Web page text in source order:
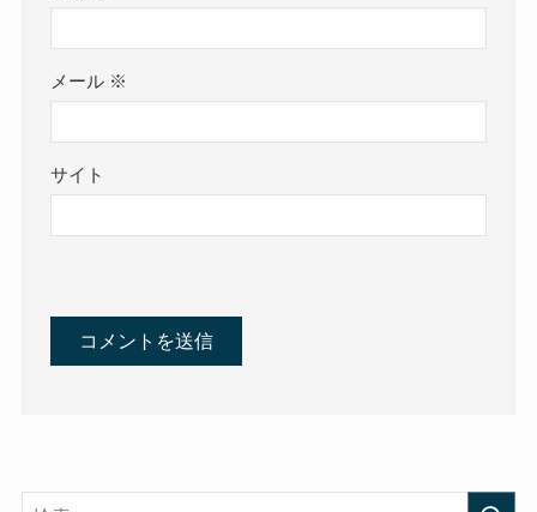
メール ※
サイト